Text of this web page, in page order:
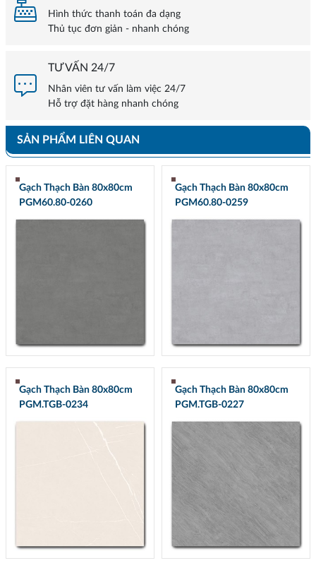
Hình thức thanh toán đa dạng
Thủ tục đơn giản - nhanh chóng
TƯ VẤN 24/7
Nhân viên tư vấn làm việc 24/7
Hỗ trợ đặt hàng nhanh chóng
SẢN PHẨM LIÊN QUAN
Gạch Thạch Bàn 80x80cm
PGM60.80-0260
Gạch Thạch Bàn 80x80cm
PGM60.80-0259
Gạch Thạch Bàn 80x80cm
PGM.TGB-0234
Gạch Thạch Bàn 80x80cm
PGM.TGB-0227